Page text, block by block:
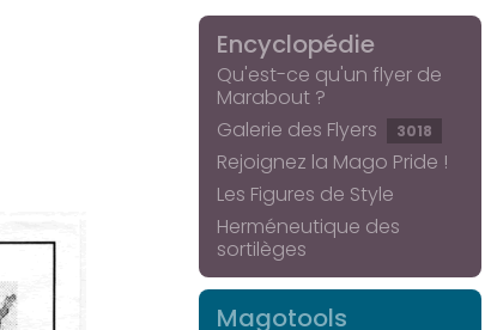
Encyclopédie
Qu'est-ce qu'un flyer de
Marabout ?
Galerie des Flyers
3018
Rejoignez la Mago Pride !
Les Figures de Style
Herméneutique des
sortilèges
Magotools